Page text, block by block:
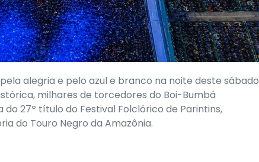
alegria e pelo azul e branco na noite deste sábado
milhares de torcedores do Boi-Bumbá
27º título do Festival Folclórico de Parintins,
do Touro Negro da Amazônia.